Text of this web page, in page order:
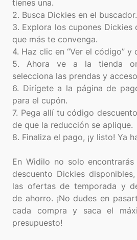
tienes una.
2. Busca Dickies en el buscador.
3. Explora los cupones Dickies
que más te convenga.
4. Haz clic en “Ver el código” y
5. Ahora ve a la tienda
selecciona las prendas y
6. Dirígete a la página de
para el cupón.
7. Pega allí tu código
de que la reducción se aplique.
8. Finaliza el pago, ¡y listo! Ya
En Widilo no solo
descuento Dickies
las ofertas de temporada y
de ahorro. ¡No dudes en
cada compra y saca el